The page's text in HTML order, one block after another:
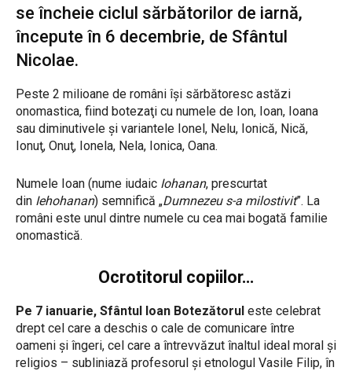
se încheie ciclul sărbătorilor de iarnă,
începute în 6 decembrie, de Sfântul
Nicolae.
Peste 2 milioane de români îşi sărbătoresc astăzi
onomastica, fiind botezaţi cu numele de Ion, Ioan, Ioana
sau diminutivele şi variantele Ionel, Nelu, Ionică, Nică,
Ionuţ, Onuţ, Ionela, Nela, Ionica, Oana.
Numele Ioan (nume iudaic Iohanan, prescurtat
din Iehohanan) semnifică „Dumnezeu s-a milostivit”. La
români este unul dintre numele cu cea mai bogată familie
onomastică.
Ocrotitorul copiilor…
Pe 7 ianuarie, Sfântul Ioan Botezătorul este celebrat
drept cel care a deschis o cale de comunicare între
oameni și îngeri, cel care a întrevvăzut înaltul ideal moral și
religios – subliniază profesorul și etnologul Vasile Filip, în